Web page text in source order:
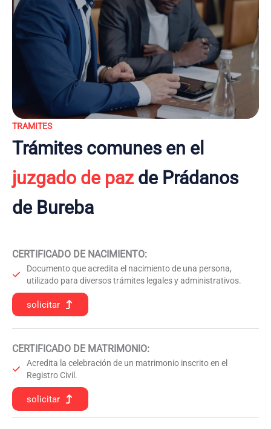
TRAMITES
Trámites comunes en el
juzgado de pazde Prádanos
de Bureba
CERTIFICADO DE NACIMIENTO:
Documento que acredita el nacimiento de una persona,
utilizado para diversos trámites legales y administrativos.
solicitar
CERTIFICADO DE MATRIMONIO:
Acredita la celebración de un matrimonio inscrito en el
Registro Civil.
solicitar